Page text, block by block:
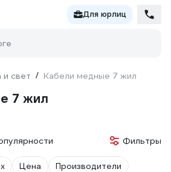
Для юрлиц
и свет / Кабели медные 7 жил
7 жил
Фильтры
Цена Производители